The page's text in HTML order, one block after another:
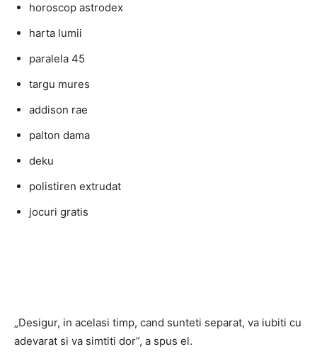
horoscop astrodex
harta lumii
paralela 45
targu mures
addison rae
palton dama
deku
polistiren extrudat
jocuri gratis
„Desigur, in acelasi timp, cand sunteti separat, va iubiti cu
adevarat si va simtiti dor”, a spus el.